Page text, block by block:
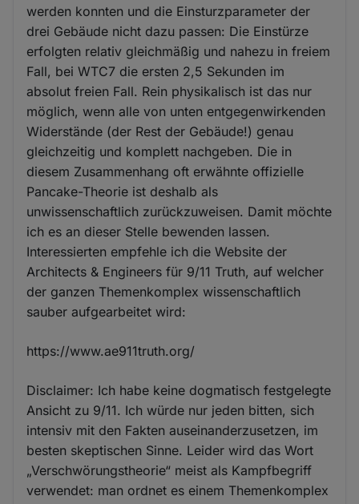
werden konnten und die Einsturzparameter der
drei Gebäude nicht dazu passen: Die Einstürze
erfolgten relativ gleichmäßig und nahezu in freiem
Fall, bei WTC7 die ersten 2,5 Sekunden im
absolut freien Fall. Rein physikalisch ist das nur
möglich, wenn alle von unten entgegenwirkenden
Widerstände (der Rest der Gebäude!) genau
gleichzeitig und komplett nachgeben. Die in
diesem Zusammenhang oft erwähnte offizielle
Pancake-Theorie ist deshalb als
unwissenschaftlich zurückzuweisen. Damit möchte
ich es an dieser Stelle bewenden lassen.
Interessierten empfehle ich die Website der
Architects & Engineers für 9/11 Truth, auf welcher
der ganzen Themenkomplex wissenschaftlich
sauber aufgearbeitet wird:
https://www.ae911truth.org/
Disclaimer: Ich habe keine dogmatisch festgelegte
Ansicht zu 9/11. Ich würde nur jeden bitten, sich
intensiv mit den Fakten auseinanderzusetzen, im
besten skeptischen Sinne. Leider wird das Wort
„Verschwörungstheorie“ meist als Kampfbegriff
verwendet: man ordnet es einem Themenkomplex